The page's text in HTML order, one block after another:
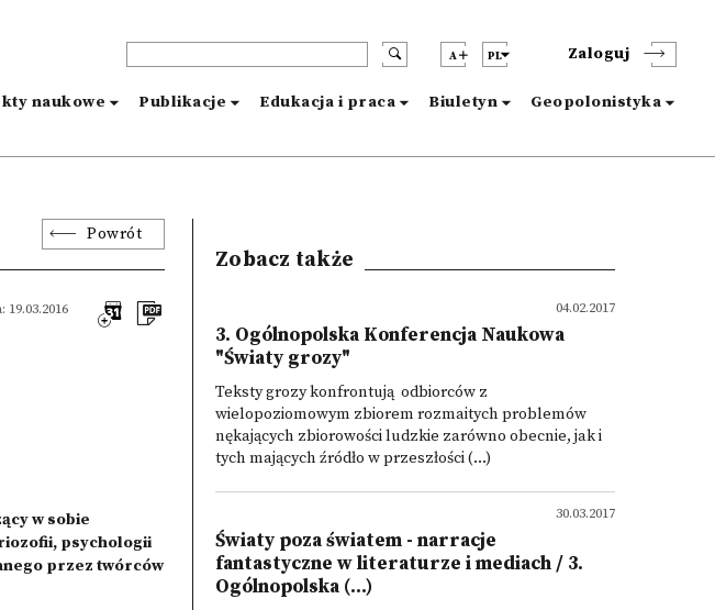
A PL Zaloguj
naukowe Publikacje Edukacja i praca Biuletyn Geopolonistyka
Powrót
w sobie
psychologii
przez twórców
Zobacz także
04.02.2017
3. Ogólnopolska Konferencja Naukowa
"Światy grozy"
Teksty grozy konfrontują odbiorców z
wielopoziomowym zbiorem rozmaitych problemów
nękających zbiorowości ludzkie zarówno obecnie, jak i
tych mających źródło w przeszłości (...)
30.03.2017
Światy poza światem - narracje
fantastyczne w literaturze i mediach / 3.
Ogólnopolska (...)